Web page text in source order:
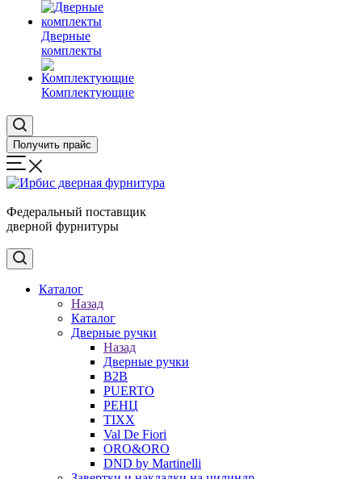
Дверные
комплекты
Комплектующие
Получить прайс
Федеральный поставщик
дверной фурнитуры
Каталог
Назад
Каталог
Дверные ручки
Назад
Дверные ручки
B2B
PUERTO
РЕНЦ
TIXX
Val De Fiori
ORO&ORO
DND by Martinelli